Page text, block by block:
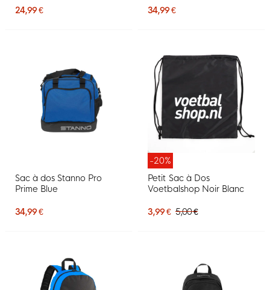
24,99 € 34,99 €
Sac à dos Stanno Pro
Prime Blue
34,99 €
-20%
Petit Sac à Dos
Voetbalshop Noir Blanc
3,99 € 5,00 €